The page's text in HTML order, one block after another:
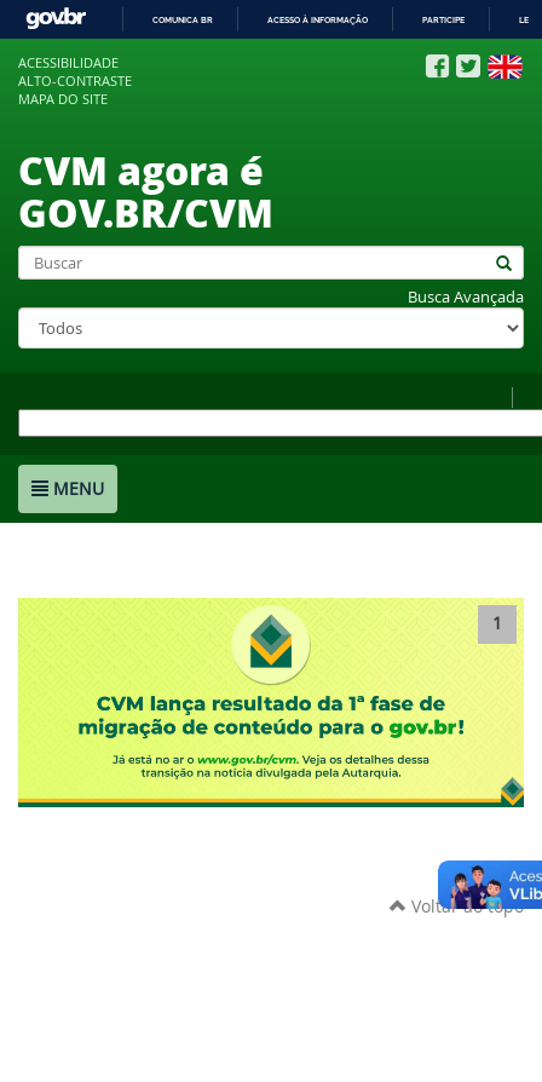
COMUNICA BR ACESSO À INFORMAÇÃO PARTICIPE
ACESSIBILIDADE
ALTO-CONTRASTE
MAPA DO SITE
CVM agora é
GOV.BR/CVM
Busca Avançada
MENU
1
Voltar ao topo